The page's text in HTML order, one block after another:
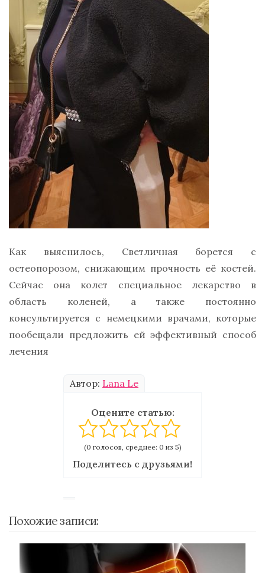
Как выяснилось, Светличная борется с
остеопорозом, снижающим прочность её костей.
Сейчас она колет специальное лекарство в
область коленей, а также постоянно
консультируется с немецкими врачами, которые
пообещали предложить ей эффективный способ
лечения
Автор: Lana Le
Оцените статью:
(0 голосов, среднее: 0 из 5)
Поделитесь с друзьями!
Похожие записи: